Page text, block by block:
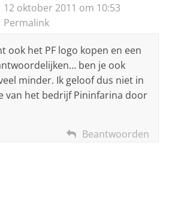
12 oktober 2011 om 10:53
Permalink
ook het PF logo kopen en een
ben je ook
minder. Ik geloof dus niet in
van het bedrijf Pininfarina door
Beantwoorden